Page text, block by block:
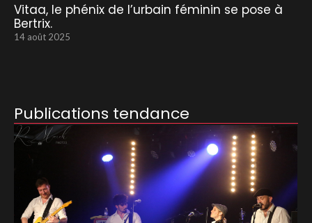
Vitaa, le phénix de l’urbain féminin se pose à
Bertrix.
14 août 2025
Publications tendance